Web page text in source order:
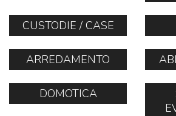
CUSTODIE / CASE
ARREDAMENTO
DOMOTICA